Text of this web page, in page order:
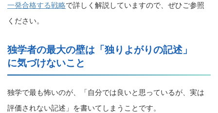
一発合格する戦略で詳しく解説していますので、ぜひご参照
ください。
独学者の最大の壁は「独りよがりの記述」
に気づけないこと
独学で最も怖いのが、「自分では良いと思っているが、実は
評価されない記述」を書いてしまうことです。